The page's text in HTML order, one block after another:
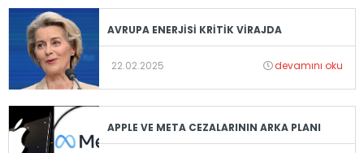
AVRUPA ENERJİSİ KRİTİK VİRAJDA
22.02.2025 devamını oku
APPLE VE META CEZALARININ ARKA PLANI